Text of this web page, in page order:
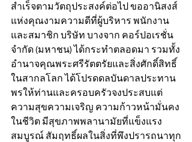
สำเร็จตามวัตถุประสงค์ต่อไป ขออานิสงส์
แห่งคุณงามความดีที่ผู้บริหาร พนักงาน
และสมาชิก บริษัท บางจาก คอร์ปอเรชั่น
จำกัด (มหาชน) ได้กระทำตลอดมา รวมทั้ง
อำนาจคุณพระศรีรัตตรัยและสิ่งศักดิ์สิทธิ์
ในสากลโลก ได้โปรดดลบันดาลประทาน
พรให้ท่านและครอบครัวจงประสบแต่
ความสุขความเจริญ ความก้าวหน้ามั่นคง
ในชีวิต มีสุขภาพพลานามัยที่แข็งแรง
สมบูรณ์ สัมฤทธิ์ผลในสิ่งที่พึงปรารถนาทุก